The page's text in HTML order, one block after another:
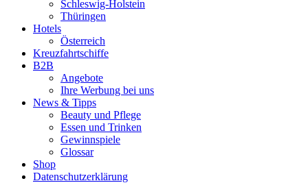
Schleswig-Holstein
Thüringen
Hotels
Österreich
Kreuzfahrtschiffe
B2B
Angebote
Ihre Werbung bei uns
News & Tipps
Beauty und Pflege
Essen und Trinken
Gewinnspiele
Glossar
Shop
Datenschutzerklärung